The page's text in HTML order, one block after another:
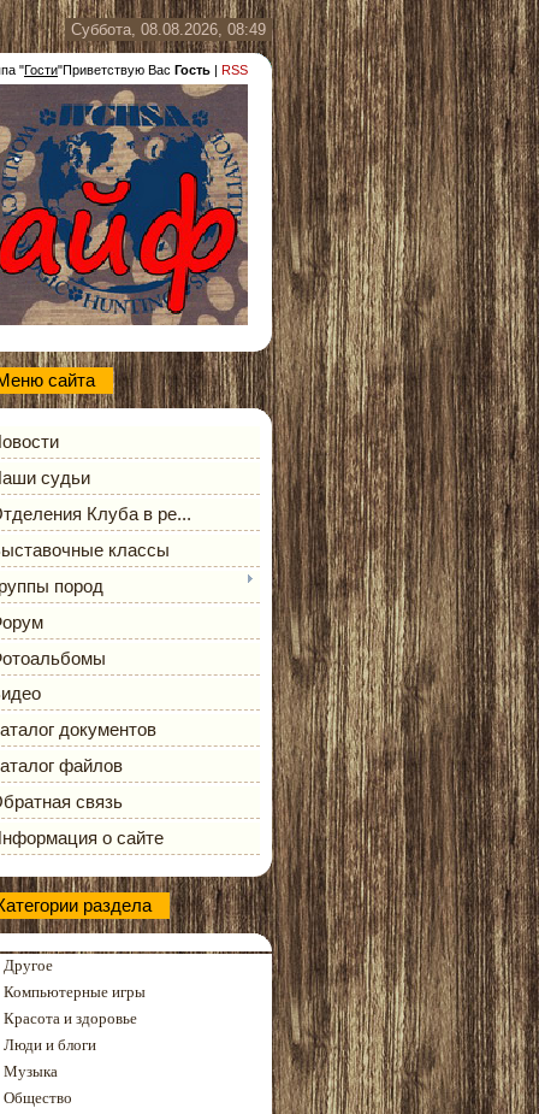
Суббота, 08.08.2026, 08:49
"Гости"Приветствую Вас Гость | RSS
сайта
судьи
Клуба в ре...
классы
пород
документов
файлов
связь
о сайте
раздела
Другое
Компьютерные игры
Красота и здоровье
Люди и блоги
Музыка
Общество